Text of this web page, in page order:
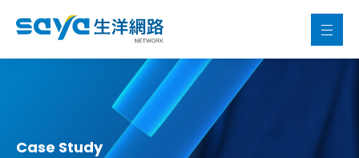
Case Study